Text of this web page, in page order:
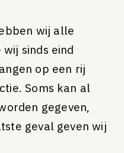
wij alle
sinds eind
op een rij
Soms kan al
gegeven,
geval geven wij